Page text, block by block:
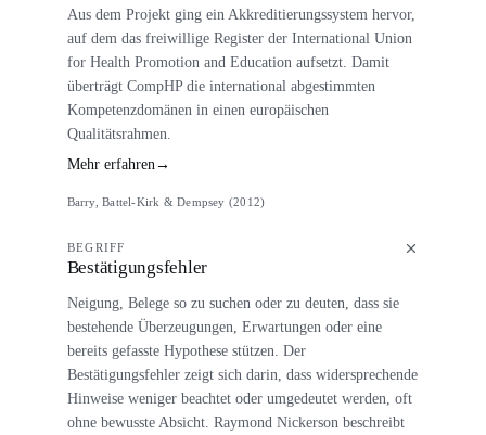
Aus dem Projekt ging ein Akkreditierungssystem hervor,
auf dem das freiwillige Register der International Union
for Health Promotion and Education aufsetzt. Damit
überträgt CompHP die international abgestimmten
Kompetenzdomänen in einen europäischen
Qualitätsrahmen.
Mehr erfahren→
Barry, Battel-Kirk & Dempsey (2012)
BEGRIFF
Bestätigungsfehler
Neigung, Belege so zu suchen oder zu deuten, dass sie
bestehende Überzeugungen, Erwartungen oder eine
bereits gefasste Hypothese stützen. Der
Bestätigungsfehler zeigt sich darin, dass widersprechende
Hinweise weniger beachtet oder umgedeutet werden, oft
ohne bewusste Absicht. Raymond Nickerson beschreibt